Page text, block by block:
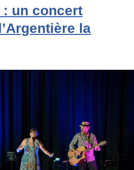
: un concert
la